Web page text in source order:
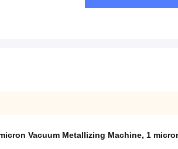
Vacuum Metallizing Machine, 1